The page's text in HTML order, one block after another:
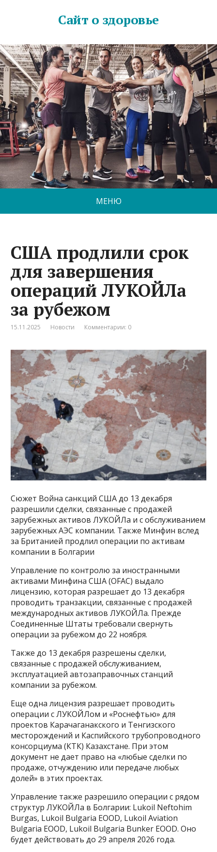
Сайт о здоровье
МЕНЮ
США продлили срок
для завершения
операций ЛУКОЙЛа
за рубежом
15.11.2025 Новости Комментарии: 0
Сюжет Война санкций США до 13 декабря
разрешили сделки, связанные с продажей
зарубежных активов ЛУКОЙЛа и с обслуживанием
зарубежных АЭС компании. Также Минфин вслед
за Британией продлил операции по активам
компании в Болгарии
Управление по контролю за иностранными
активами Минфина США (OFAC) выдало
лицензию, которая разрешает до 13 декабря
проводить транзакции, связанные с продажей
международных активов ЛУКОЙЛа. Прежде
Соединенные Штаты требовали свернуть
операции за рубежом до 22 ноября.
Также до 13 декабря разрешены сделки,
связанные с продажей обслуживанием,
эксплуатацией автозаправочных станций
компании за рубежом.
Еще одна лицензия разрешает проводить
операции с ЛУКОЙЛом и «Роснефтью» для
проектов Карачаганакского и Тенгизского
месторождений и Каспийского трубопроводного
консорциума (КТК) Казахстане. При этом
документ не дает право на «любые сделки по
продаже, отчуждению или передаче любых
долей» в этих проектах.
Управление также разрешило операции с рядом
структур ЛУКОЙЛа в Болгарии: Lukoil Neftohim
Burgas, Lukoil Bulgaria EOOD, Lukoil Aviation
Bulgaria EOOD, Lukoil Bulgaria Bunker EOOD. Оно
будет действовать до 29 апреля 2026 года.